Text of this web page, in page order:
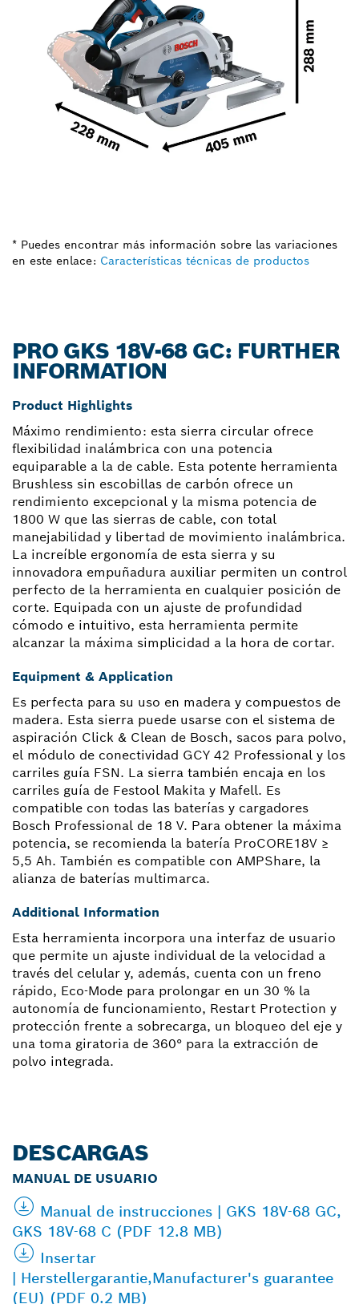
* Puedes encontrar más información sobre las variaciones
en este enlace: Características técnicas de productos
PRO GKS 18V-68 GC: FURTHER
INFORMATION
Product Highlights
Máximo rendimiento: esta sierra circular ofrece
flexibilidad inalámbrica con una potencia
equiparable a la de cable. Esta potente herramienta
Brushless sin escobillas de carbón ofrece un
rendimiento excepcional y la misma potencia de
1800 W que las sierras de cable, con total
manejabilidad y libertad de movimiento inalámbrica.
La increíble ergonomía de esta sierra y su
innovadora empuñadura auxiliar permiten un control
perfecto de la herramienta en cualquier posición de
corte. Equipada con un ajuste de profundidad
cómodo e intuitivo, esta herramienta permite
alcanzar la máxima simplicidad a la hora de cortar.
Equipment & Application
Es perfecta para su uso en madera y compuestos de
madera. Esta sierra puede usarse con el sistema de
aspiración Click & Clean de Bosch, sacos para polvo,
el módulo de conectividad GCY 42 Professional y los
carriles guía FSN. La sierra también encaja en los
carriles guía de Festool Makita y Mafell. Es
compatible con todas las baterías y cargadores
Bosch Professional de 18 V. Para obtener la máxima
potencia, se recomienda la batería ProCORE18V ≥
5,5 Ah. También es compatible con AMPShare, la
alianza de baterías multimarca.
Additional Information
Esta herramienta incorpora una interfaz de usuario
que permite un ajuste individual de la velocidad a
través del celular y, además, cuenta con un freno
rápido, Eco-Mode para prolongar en un 30 % la
autonomía de funcionamiento, Restart Protection y
protección frente a sobrecarga, un bloqueo del eje y
una toma giratoria de 360° para la extracción de
polvo integrada.
DESCARGAS
MANUAL DE USUARIO
Manual de instrucciones | GKS 18V-68 GC,
GKS 18V-68 C (PDF 12.8 MB)
Insertar
| Herstellergarantie,Manufacturer's guarantee
(EU) (PDF 0.2 MB)